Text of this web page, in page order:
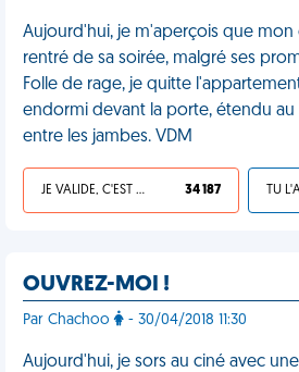
Aujourd'hui, je m'aperçois que mon
rentré de sa soirée, malgré ses
Folle de rage, je quitte
endormi devant la porte, étendu au
entre les jambes. VDM
JE VALIDE, C'EST UNE VDM 34 187
OUVREZ-MOI !
Par Chachoo - 30/04/2018 11:30
Aujourd'hui, je sors au ciné avec